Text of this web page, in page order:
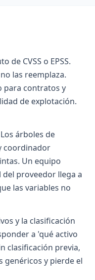
de CVSS o EPSS.
las reemplaza.
para contratos y
de explotación.
árboles de
coordinador
Un equipo
proveedor llega a
las variables no
y la clasificación
a 'qué activo
clasificación previa,
genéricos y pierde el